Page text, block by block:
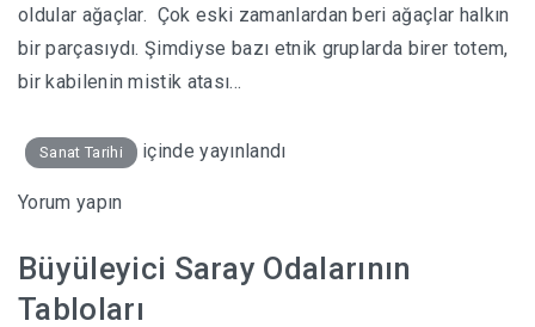
oldular ağaçlar. Çok eski zamanlardan beri ağaçlar halkın
bir parçasıydı. Şimdiyse bazı etnik gruplarda birer totem,
bir kabilenin mistik atası…
Sanat Tarihi içinde yayınlandı
Yorum yapın
Büyüleyici Saray Odalarının
Tabloları